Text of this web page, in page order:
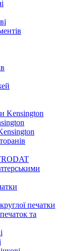
Kensington
печатки
та